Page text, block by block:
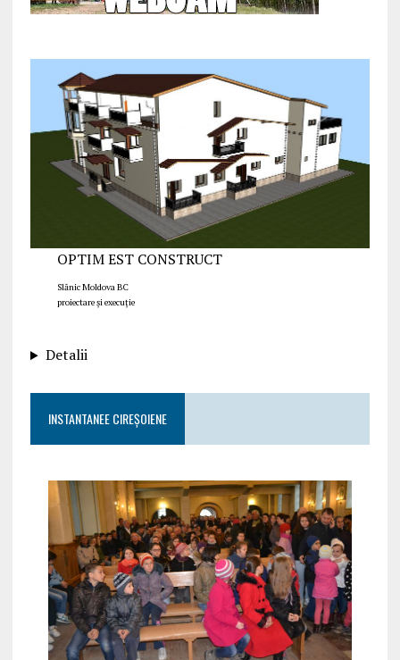
OPTIM EST CONSTRUCT
Slănic Moldova BC
proiectare și execuție
Detalii
INSTANTANEE CIREȘOIENE